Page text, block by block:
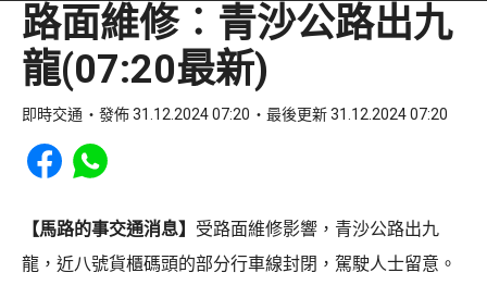
路面維修︰青沙公路出九
龍(07:20最新)
即時交通 發佈 31.12.2024 07:20 最後更新 31.12.2024 07:20
Share to Facebook
Share to WhatsApp
【馬路的事交通消息】 受路面維修影響，青沙公路出九
龍，近八號貨櫃碼頭的部分行車線封閉，駕駛人士留意。